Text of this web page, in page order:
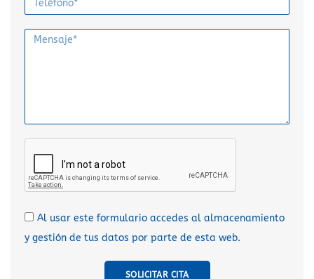
Al usar este formulario accedes al almacenamiento
y gestión de tus datos por parte de esta web.
SOLICITAR CITA